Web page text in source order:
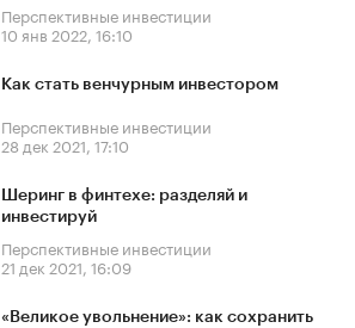
Перспективные инвестиции
10 янв 2022, 16:10
Как стать венчурным инвестором
Перспективные инвестиции
28 дек 2021, 17:10
Шеринг в финтехе: разделяй и
инвестируй
Перспективные инвестиции
21 дек 2021, 16:09
«Великое увольнение»: как сохранить